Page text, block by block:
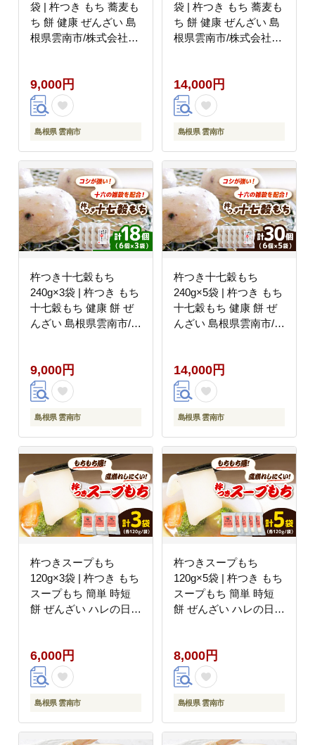
袋 | 杵つき もち 蕎麦も
ち 餅 健康 ぜんざい 島
根県雲南市/株式会社吉
9,000円
島根県 雲南市
袋 | 杵つき もち 蕎麦も
ち 餅 健康 ぜんざい 島
根県雲南市/株式会社吉
14,000円
島根県 雲南市
杵つき十七穀もち
240g×3袋 | 杵つき もち
十七穀もち 健康 餅 ぜ
んざい 島根県雲南市/株
9,000円
島根県 雲南市
杵つき十七穀もち
240g×5袋 | 杵つき もち
十七穀もち 健康 餅 ぜ
んざい 島根県雲南市/株
14,000円
島根県 雲南市
杵つきスープもち
120g×3袋 | 杵つき もち
スープもち 簡単 時短
餅 ぜんざい ハレの日
[AIBB025]
6,000円
島根県 雲南市
杵つきスープもち
120g×5袋 | 杵つき もち
スープもち 簡単 時短
餅 ぜんざい ハレの日
[AIBB026]
8,000円
島根県 雲南市